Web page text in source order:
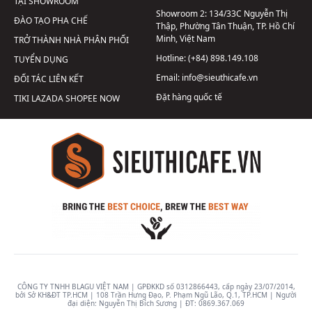
ĐÀO TẠO PHA CHẾ
TRỞ THÀNH NHÀ PHÂN PHỐI
TUYỂN DỤNG
ĐỐI TÁC LIÊN KẾT
TIKI LAZADASHOPEE NOW
Showroom 2: 134/33C Nguyễn Thị
Thập, Phường Tân Thuận, TP. Hồ Chí
Minh, Việt Nam
Hotline:(+84) 898.149.108
Email: info@sieuthicafe.vn
Đặt hàng quốc tế
CÔNG TY TNHH BLAGU VIỆT NAM | GPĐKKD số 0312866443, cấp ngày 23/07/2014,
bởi Sở KH&ĐT TP.HCM | 108 Trần Hưng Đạo, P. Phạm Ngũ Lão, Q.1, TP.HCM | Người
đại diện: Nguyễn Thị Bích Sương | ĐT: 0869.367.069